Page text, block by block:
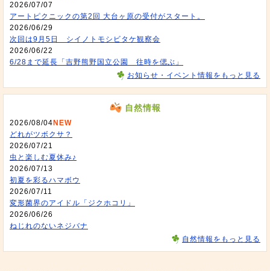
2026/07/07
アートピクニックの第2回 大台ヶ原の受付がスタート。
2026/06/29
次回は9月5日 シイノトモシビタケ観察会
2026/06/22
6/28まで延長「吉野熊野国立公園 往時を偲ぶ」
お知らせ・イベント情報をもっと見る
自然情報
2026/08/04 NEW
どれがツボクサ？
2026/07/21
虫と楽しむ夏休み♪
2026/07/13
初夏を彩るハマボウ
2026/07/11
変形菌界のアイドル「ジクホコリ」
2026/06/26
ねじれのないネジバナ
自然情報をもっと見る